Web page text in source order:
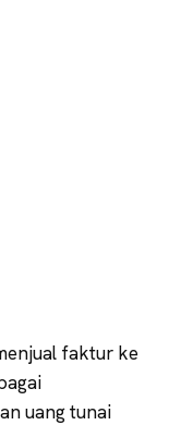
faktur ke
uang tunai